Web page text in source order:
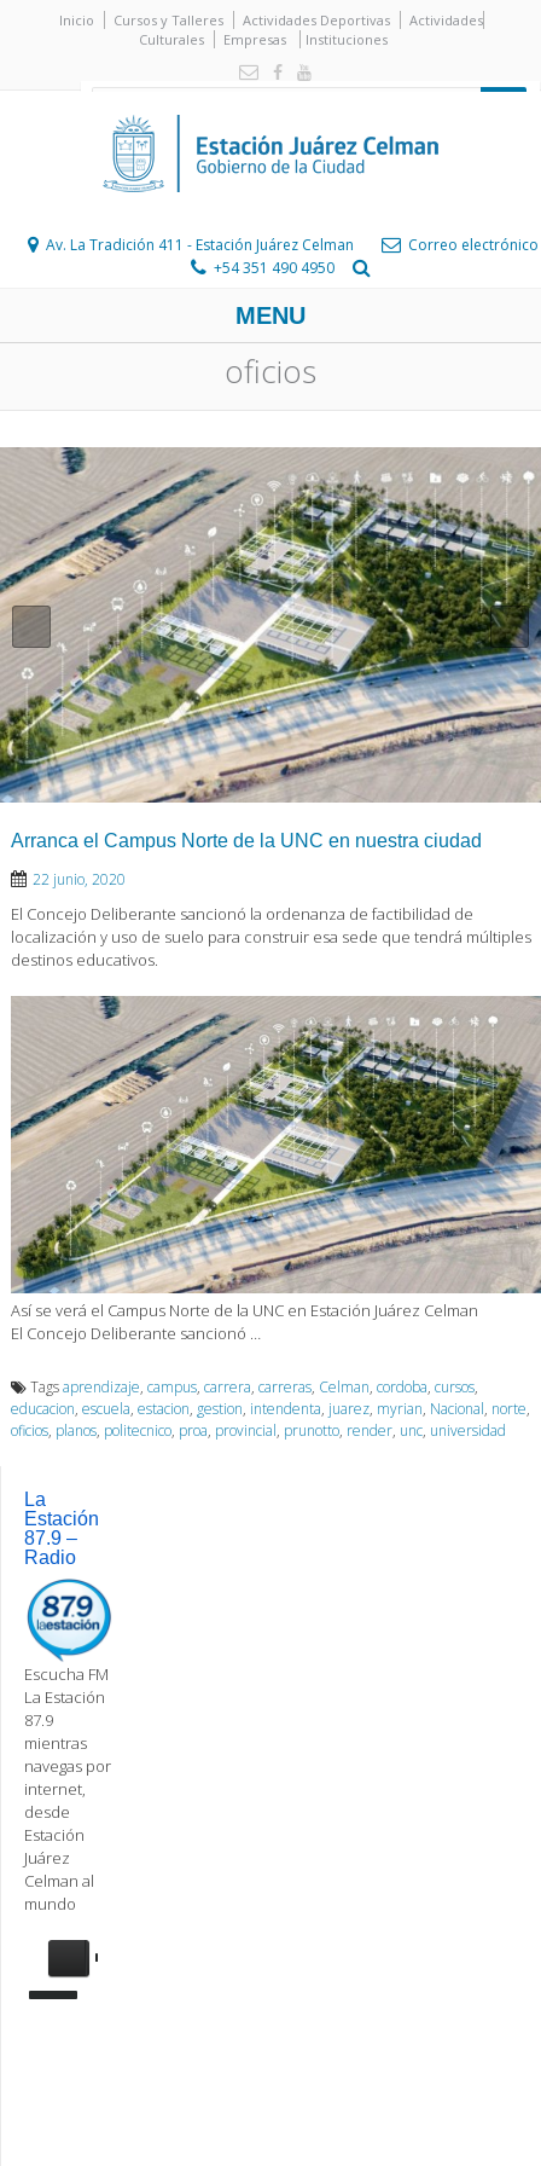
Inicio Cursos y Talleres Actividades Deportivas
Actividades
Culturales
Empresas Instituciones
Av. La Tradición 411 - Estación Juárez Celman
Correo electrónico
+54 351 490 4950
MENU
oficios
Arranca el Campus Norte de la UNC en nuestra ciudad
22 junio, 2020
El Concejo Deliberante sancionó la ordenanza de factibilidad de
localización y uso de suelo para construir esa sede que tendrá múltiples
destinos educativos.
Así se verá el Campus Norte de la UNC en Estación Juárez Celman
El Concejo Deliberante sancionó …
Tagsaprendizaje, campus, carrera, carreras, Celman, cordoba, cursos,
educacion, escuela, estacion, gestion, intendenta, juarez, myrian, Nacional, norte,
oficios, planos, politecnico, proa, provincial, prunotto, render, unc, universidad
La
Estación
87.9 –
Radio
Escucha FM
La Estación
87.9
mientras
navegas por
internet,
desde
Estación
Juárez
Celman al
mundo